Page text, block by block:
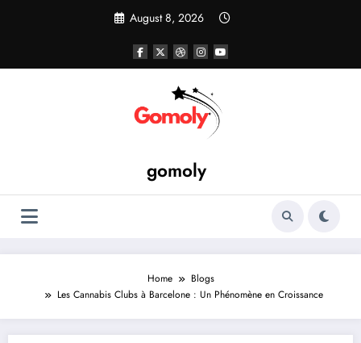
August 8, 2026
gomoly
Home
Blogs
Les Cannabis Clubs à Barcelone : Un Phénomène en Croissance